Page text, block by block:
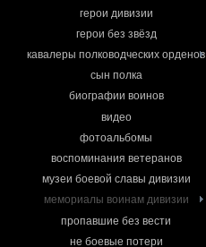
герои дивизии
герои без звёзд
кавалеры полководческих орденов
сын полка
биографии воинов
видео
фотоальбомы
воспоминания ветеранов
музеи боевой славы дивизии
мемориалы воинам дивизии
пропавшие без вести
не боевые потери